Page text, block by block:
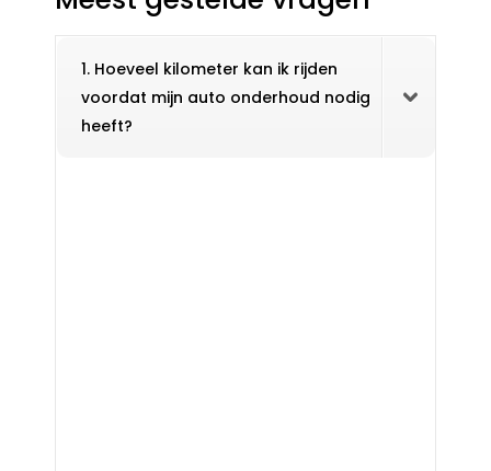
1. Hoeveel kilometer kan ik rijden
voordat mijn auto onderhoud nodig
heeft?